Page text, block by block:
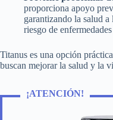
proporciona apoyo
garantizando la salud
riesgo de
Titanus es una opción
buscan mejorar la salud y la
¡ATENCIÓN!